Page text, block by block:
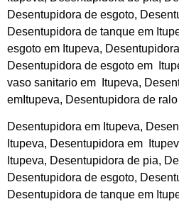
Desentupidora de esgoto,
Desentupidora de tanque em
esgoto em Itupeva,
Desentupidora de esgoto em
vaso sanitario em Itupeva,
emItupeva, Desentupidora de
Desentupidora em Itupeva,
Itupeva, Desentupidora em
Itupeva, Desentupidora de pia,
Desentupidora de esgoto,
Desentupidora de tanque em